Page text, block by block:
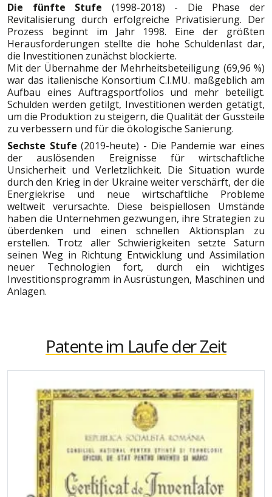
Die fünfte Stufe (1998-2018) - Die Phase der
Revitalisierung durch erfolgreiche Privatisierung. Der
Prozess beginnt im Jahr 1998. Eine der größten
Herausforderungen stellte die hohe Schuldenlast dar,
die Investitionen zunächst blockierte.
Mit der Übernahme der Mehrheitsbeteiligung (69,96 %)
war das italienische Konsortium C.I.MU. maßgeblich am
Aufbau eines Auftragsportfolios und mehr beteiligt.
Schulden werden getilgt, Investitionen werden getätigt,
um die Produktion zu steigern, die Qualität der Gussteile
zu verbessern und für die ökologische Sanierung.
Sechste Stufe (2019-heute) - Die Pandemie war eines
der auslösenden Ereignisse für wirtschaftliche
Unsicherheit und Verletzlichkeit. Die Situation wurde
durch den Krieg in der Ukraine weiter verschärft, der die
Energiekrise und neue wirtschaftliche Probleme
weltweit verursachte. Diese beispiellosen Umstände
haben die Unternehmen gezwungen, ihre Strategien zu
überdenken und einen schnellen Aktionsplan zu
erstellen. Trotz aller Schwierigkeiten setzte Saturn
seinen Weg in Richtung Entwicklung und Assimilation
neuer Technologien fort, durch ein wichtiges
Investitionsprogramm in Ausrüstungen, Maschinen und
Anlagen.
Patente im Laufe der Zeit